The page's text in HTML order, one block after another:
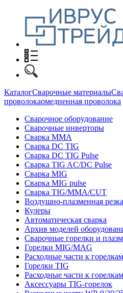
КаталогСварочные материалы
проволокаомедненная проволока
Сварочное оборудование
Сварочные инверторы
Сварка MMA
Сварка DC TIG
Сварка DC TIG Pulse
Сварка TIG AC/DC Pulse
Сварка MIG
Сварка MIG pulse
Сварка TIG/MMA/CUT
Воздушно-плазменная
Кулеры
Автоматическая сварка
Архив моделей
Сварочные горелки и
Горелки MIG/MAG
Расходные части к
Горелки TIG
Расходные части к
Аксессуары TIG-горелок